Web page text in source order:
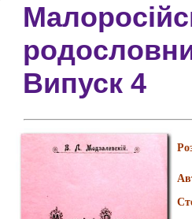
Випуск 4